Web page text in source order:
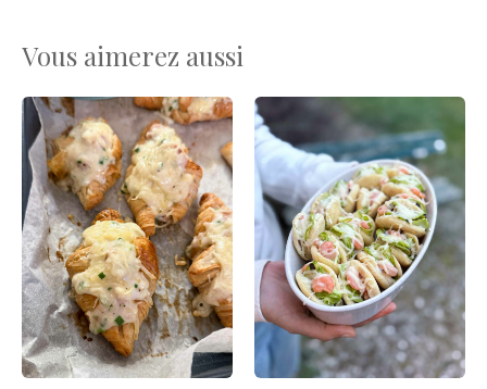
Vous aimerez aussi